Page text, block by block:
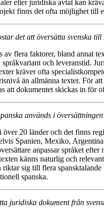
eller juridiska avtal kan
finns det ofta möjlighet till
det att översätta svenska till
av flera faktorer, bland annat
språkvariant och leveranstid.
kräver ofta
än allmänna texter. För
att dokumentet skickas in för
används i
över 20 länder och det finns
Spanien, Mexiko,
anpassar språket efter
känns naturlig och
riktar sig till flera spansktalande
spanska.
juridiska dokument från